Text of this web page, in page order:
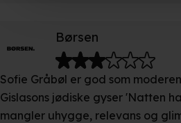
Indsamle præcise
Identificere din enhed
Du kan altid trække dit
hele websitet.
Børsen
Sofie Gråbøl er god som
Gislasons jødiske gyser 'Natten
mangler uhygge, relevans og